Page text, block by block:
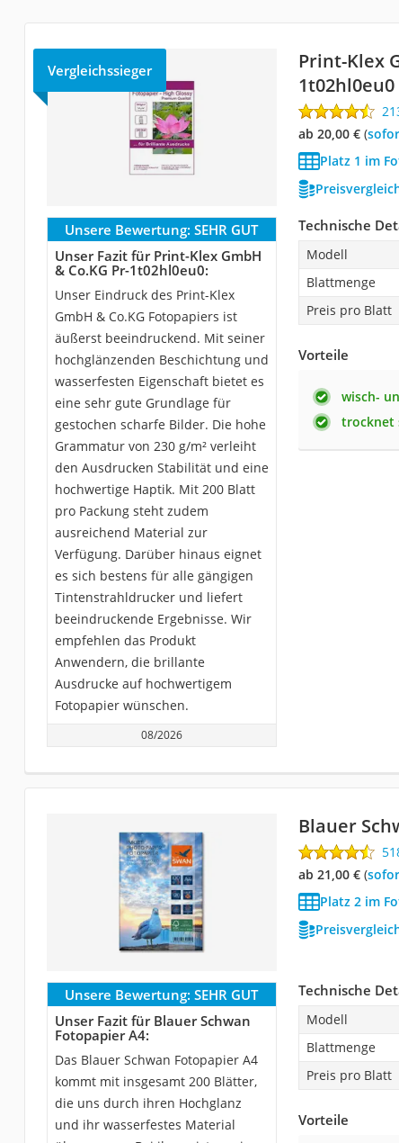
Vergleichssieger
Print-Klex
1t02hl0eu0
ab 20,00 €(
Platz 1 im
Unsere Bewertung: SEHR GUT
Unser Fazit für Print-Klex GmbH
& Co.KG Pr-1t02hl0eu0:
Unser Eindruck des Print-Klex
GmbH & Co.KG Fotopapiers ist
äußerst beeindruckend. Mit seiner
hochglänzenden Beschichtung und
wasserfesten Eigenschaft bietet es
eine sehr gute Grundlage für
gestochen scharfe Bilder. Die hohe
Grammatur von 230 g/m² verleiht
den Ausdrucken Stabilität und eine
hochwertige Haptik. Mit 200 Blatt
pro Packung steht zudem
ausreichend Material zur
Verfügung. Darüber hinaus eignet
es sich bestens für alle gängigen
Tintenstrahldrucker und liefert
beeindruckende Ergebnisse. Wir
empfehlen das Produkt
Anwendern, die brillante
Ausdrucke auf hochwertigem
Fotopapier wünschen.
08/2026
Technische
Modell
Blattmenge
Preis pro Blatt
Vorteile
wisch-
trocknet
Blauer
ab 21,00 €(
Platz 2 im
Unsere Bewertung: SEHR GUT
Unser Fazit für Blauer Schwan
Fotopapier A4:
Das Blauer Schwan Fotopapier A4
kommt mit insgesamt 200 Blätter,
die uns durch ihren Hochglanz
und ihr wasserfestes Material
Technische
Modell
Blattmenge
Preis pro Blatt
Vorteile